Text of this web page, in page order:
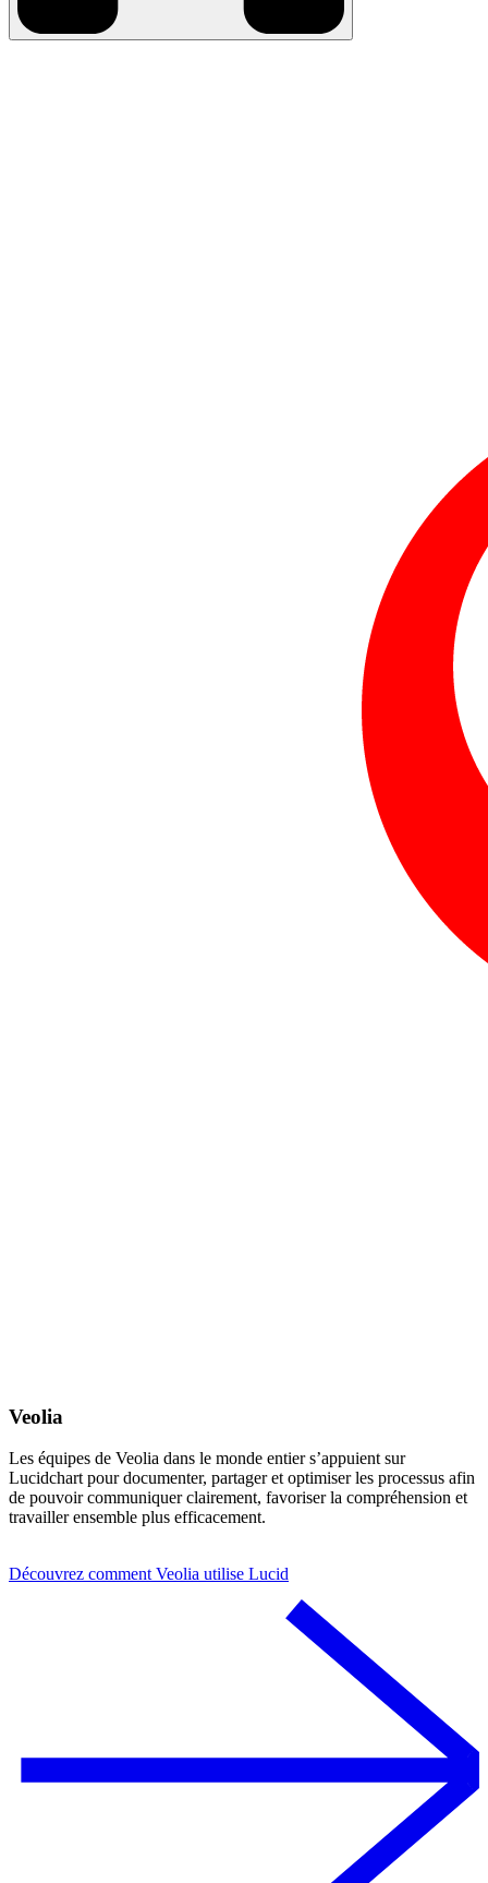
Veolia
Les équipes de Veolia dans le monde entier s’appuient sur
Lucidchart pour documenter, partager et optimiser les processus afin
de pouvoir communiquer clairement, favoriser la compréhension et
travailler ensemble plus efficacement.
Découvrez comment Veolia utilise Lucid